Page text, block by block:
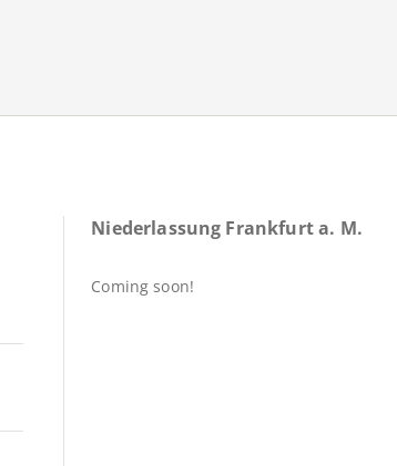
Niederlassung Frankfurt a. M.
Coming soon!